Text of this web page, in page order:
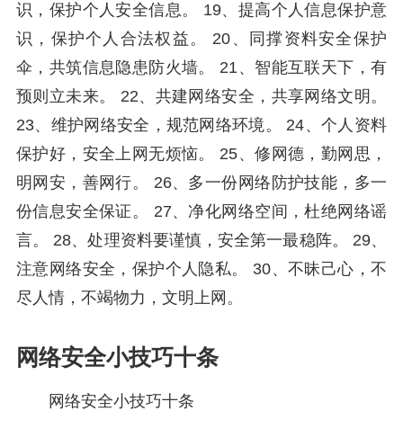
识，保护个人安全信息。 19、提高个人信息保护意
识，保护个人合法权益。 20、同撑资料安全保护
伞，共筑信息隐患防火墙。 21、智能互联天下，有
预则立未来。 22、共建网络安全，共享网络文明。
23、维护网络安全，规范网络环境。 24、个人资料
保护好，安全上网无烦恼。 25、修网德，勤网思，
明网安，善网行。 26、多一份网络防护技能，多一
份信息安全保证。 27、净化网络空间，杜绝网络谣
言。 28、处理资料要谨慎，安全第一最稳阵。 29、
注意网络安全，保护个人隐私。 30、不昧己心，不
尽人情，不竭物力，文明上网。
网络安全小技巧十条
网络安全小技巧十条